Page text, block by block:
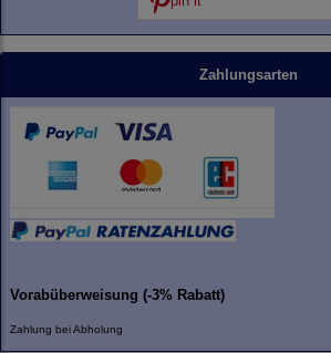
Zahlungsarten
Vorabüberweisung (-3% Rabatt)
Zahlung bei Abholung